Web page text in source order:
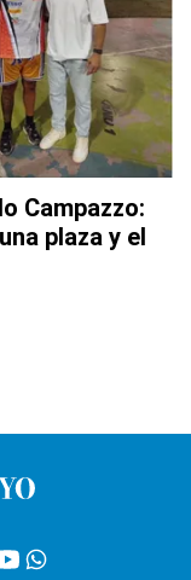
Campazzo:
plaza y el